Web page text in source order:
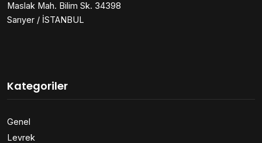
Maslak Mah. Bilim Sk. 34398
Sarıyer / İSTANBUL
Kategoriler
Genel
Levrek